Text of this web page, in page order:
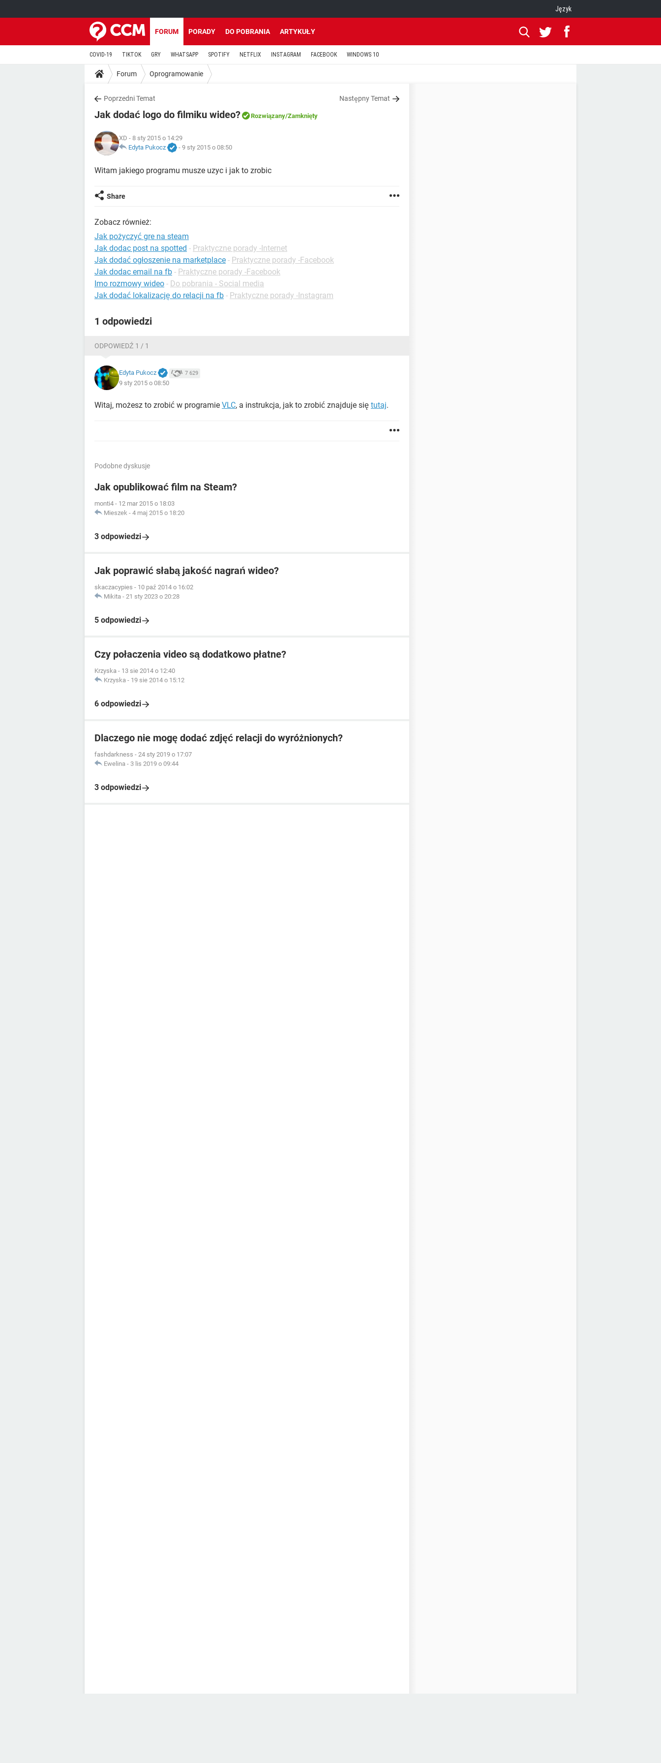
Język
FORUM PORADY DO POBRANIA ARTYKUŁY
COVID-19 TIKTOK GRY WHATSAPP SPOTIFY NETFLIX INSTAGRAM FACEBOOK WINDOWS 10
Forum Oprogramowanie
Poprzedni Temat Następny Temat
Jak dodać logo do filmiku wideo? Rozwiązany/Zamknięty
XD - 8 sty 2015 o 14:29
Edyta Pukocz
- 9 sty 2015 o 08:50
Witam jakiego programu musze uzyc i jak to zrobic
Share
Zobacz również:
Jak pożyczyć gre na steam
Jak dodac post na spotted - Praktyczne porady -Internet
Jak dodać ogłoszenie na marketplace - Praktyczne porady -Facebook
Jak dodac email na fb - Praktyczne porady -Facebook
Imo rozmowy wideo - Do pobrania - Social media
Jak dodać lokalizację do relacji na fb - Praktyczne porady -Instagram
1 odpowiedzi
ODPOWIEDŹ 1 / 1
Edyta Pukocz 7 629
9 sty 2015 o 08:50
Witaj, możesz to zrobić w programie VLC, a instrukcja, jak to zrobić znajduje się tutaj.
Podobne dyskusje
Jak opublikować film na Steam?
monti4 - 12 mar 2015 o 18:03
Mieszek - 4 maj 2015 o 18:20
3 odpowiedzi
Jak poprawić słabą jakość nagrań wideo?
skaczacypies - 10 paź 2014 o 16:02
Mikita - 21 sty 2023 o 20:28
5 odpowiedzi
Czy połaczenia video są dodatkowo płatne?
Krzyska - 13 sie 2014 o 12:40
Krzyska - 19 sie 2014 o 15:12
6 odpowiedzi
Dlaczego nie mogę dodać zdjęć relacji do wyróżnionych?
fashdarkness - 24 sty 2019 o 17:07
Ewelina - 3 lis 2019 o 09:44
3 odpowiedzi